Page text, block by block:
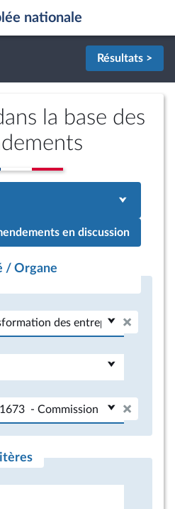
nationale
Résultats >
la base des
en discussion
/ Organe